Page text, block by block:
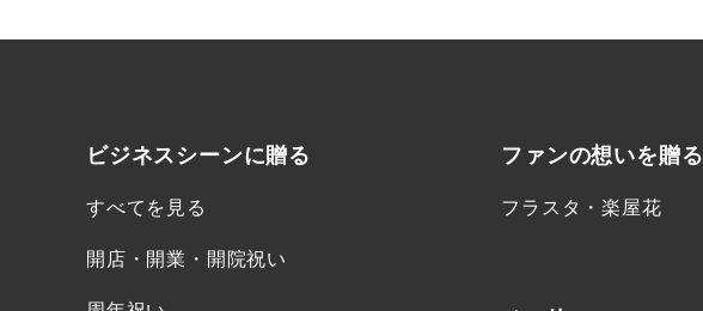
ビジネスシーンに贈る
すべてを見る
開店・開業・開院祝い
ファンの想いを贈る
フラスタ・楽屋花